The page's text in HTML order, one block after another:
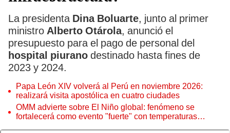
La presidenta Dina Boluarte, junto al primer
ministro Alberto Otárola, anunció el
presupuesto para el pago de personal del
hospital piurano destinado hasta fines de
2023 y 2024.
Papa León XIV volverá al Perú en noviembre 2026:
realizará visita apostólica en cuatro ciudades
OMM advierte sobre El Niño global: fenómeno se
fortalecerá como evento "fuerte" con temperaturas